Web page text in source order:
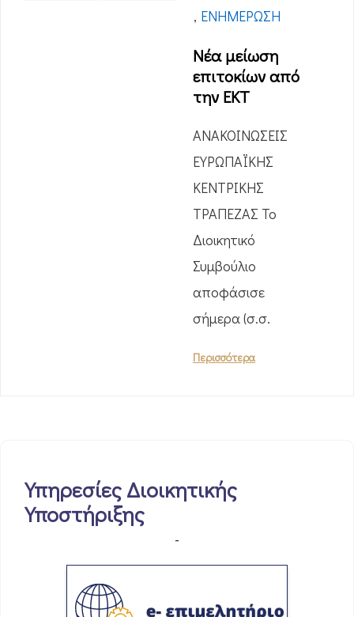
, ΕΝΗΜΈΡΩΣΗ
Νέα μείωση
επιτοκίων από
την ΕΚΤ
ΑΝΑΚΟΙΝΩΣΕΙΣ
ΕΥΡΩΠΑΪΚΗΣ
ΚΕΝΤΡΙΚΗΣ
ΤΡΑΠΕΖΑΣ Το
Διοικητικό
Συμβούλιο
αποφάσισε
σήμερα (σ.σ.
Περισσότερα
Υπηρεσίες Διοικητικής
Υποστήριξης
-